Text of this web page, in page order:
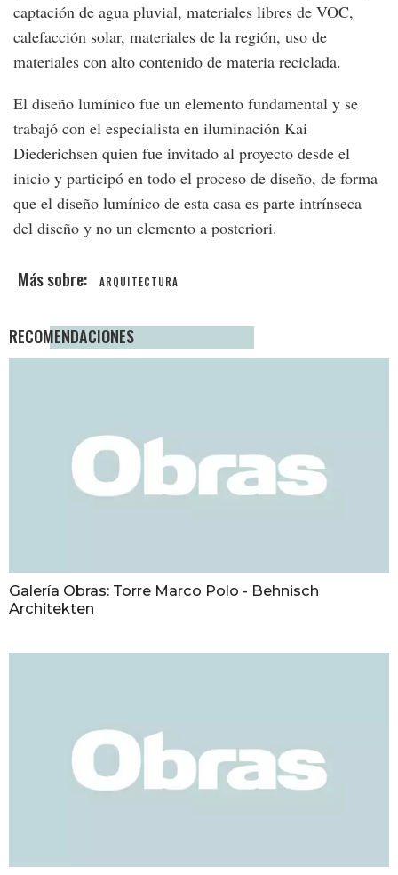
captación de agua pluvial, materiales libres de VOC,
calefacción solar, materiales de la región, uso de
materiales con alto contenido de materia reciclada.
El diseño lumínico fue un elemento fundamental y se
trabajó con el especialista en iluminación Kai
Diederichsen quien fue invitado al proyecto desde el
inicio y participó en todo el proceso de diseño, de forma
que el diseño lumínico de esta casa es parte intrínseca
del diseño y no un elemento a posteriori.
ARQUITECTURA
RECOMENDACIONES
Galería Obras: Torre Marco Polo - Behnisch
Architekten